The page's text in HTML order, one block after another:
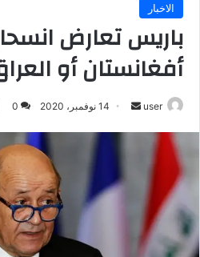
الاخبار
باريس تعارض
أفغانستان أو
user
أرسل 14 نوفمبر، 2020 0